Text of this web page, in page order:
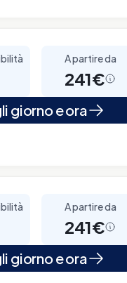
A partire da
241€
giorno e ora
A partire da
241€
giorno e ora